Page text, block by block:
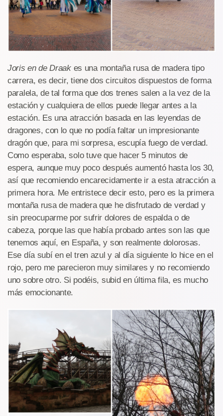
Joris en de Draakes una montaña rusa de madera tipo
carrera, es decir, tiene dos circuitos dispuestos de forma
paralela, de tal forma que dos trenes salen a la vez de la
estación y cualquiera de ellos puede llegar antes a la
estación. Es una atracción basada en las leyendas de
dragones, con lo que no podía faltar un impresionante
dragón que, para mi sorpresa, escupía fuego de verdad.
Como esperaba, solo tuve que hacer 5 minutos de
espera, aunque muy poco después aumentó hasta los 30,
así que recomiendo encarecidamente ir a esta atracción a
primera hora. Me entristece decir esto, pero es la primera
montaña rusa de madera que he disfrutado de verdad y
sin preocuparme por sufrir dolores de espalda o de
cabeza, porque las que había probado antes son las que
tenemos aquí, en España, y son realmente dolorosas.
Ese día subí en el tren azul y al día siguiente lo hice en el
rojo, pero me parecieron muy similares y no recomiendo
uno sobre otro. Si podéis, subid en última fila, es mucho
más emocionante.